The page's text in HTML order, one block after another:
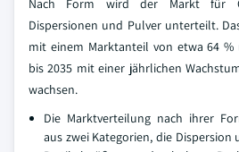
Nach Form wird der Markt für
Dispersionen und Pulver unterteilt.
mit einem Marktanteil von etwa 64
bis 2035 mit einer jährlichen
wachsen.
Die Marktverteilung nach ihrer
aus zwei Kategorien, die Dispersion